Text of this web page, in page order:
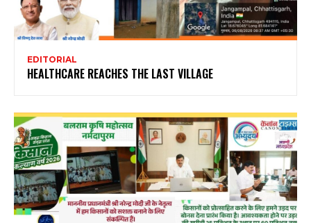
EDITORIAL
HEALTHCARE REACHES THE LAST VILLAGE